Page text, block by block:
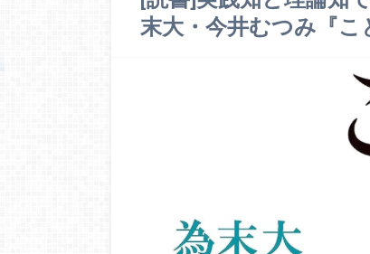
末大・今井むつみ『こ